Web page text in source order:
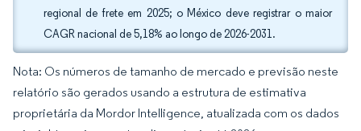
regional de frete em 2025; o México deve registrar o maior
CAGR nacional de 5,18% ao longo de 2026-2031.
Nota: Os números de tamanho de mercado e previsão neste
relatório são gerados usando a estrutura de estimativa
proprietária da Mordor Intelligence, atualizada com os dados